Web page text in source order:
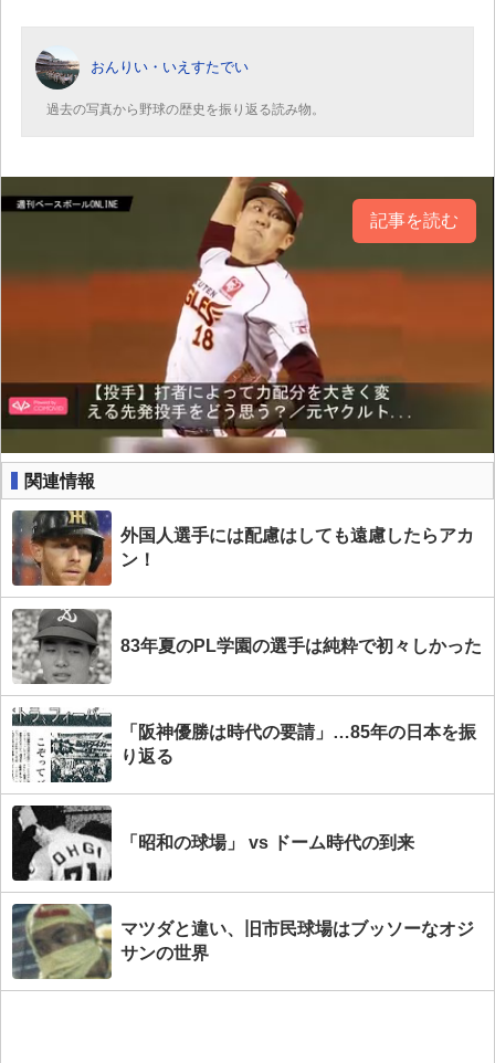
おんりい・いえすたでい
過去の写真から野球の歴史を振り返る読み物。
記事を読む
関連情報
外国人選手には配慮はしても遠慮したらアカ
ン！
83年夏のPL学園の選手は純粋で初々しかった
「阪神優勝は時代の要請」…85年の日本を振
り返る
「昭和の球場」 vs ドーム時代の到来
マツダと違い、旧市民球場はブッソーなオジ
サンの世界